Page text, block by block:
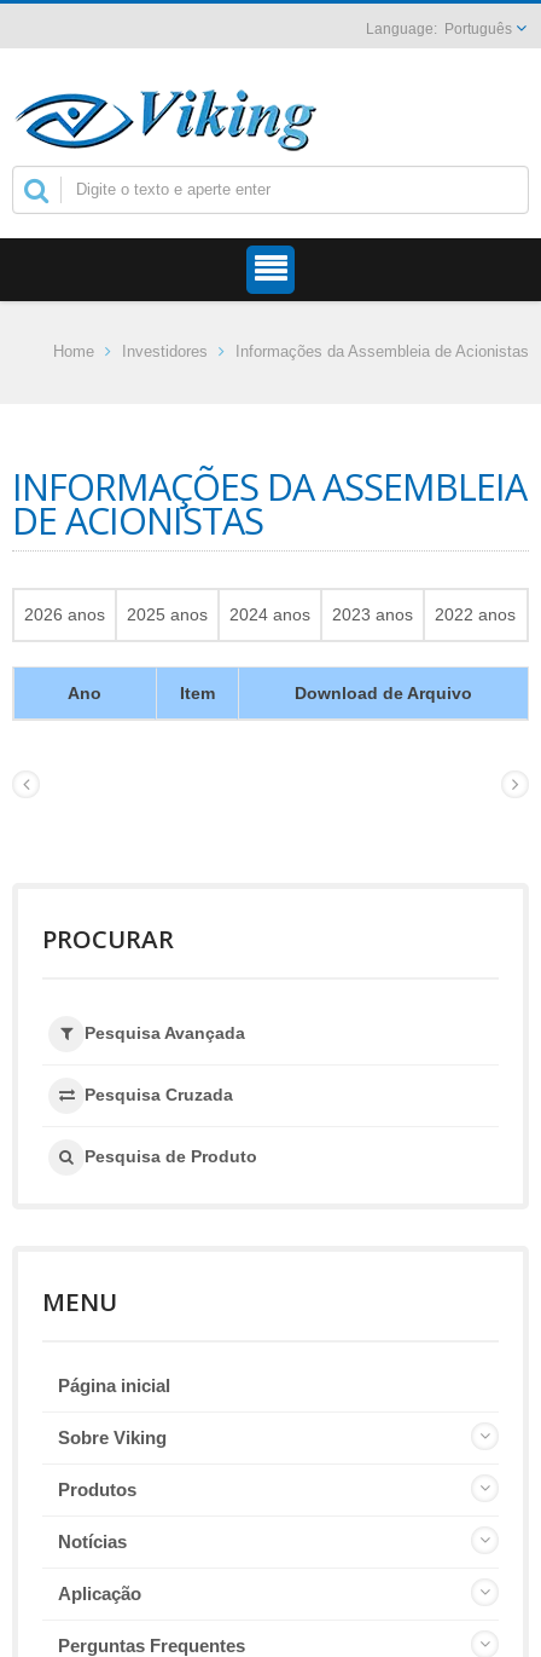
Português
Home Investidores Informações da Assembleia de Acionistas
INFORMAÇÕES DA ASSEMBLEIA
DE ACIONISTAS
2026 anos 2025 anos 2024 anos 2023 anos 2022 anos
Ano Item Download de Arquivo
PROCURAR
Pesquisa Avançada
Pesquisa Cruzada
Pesquisa de Produto
MENU
Página inicial
Sobre Viking
Produtos
Notícias
Aplicação
Perguntas Frequentes